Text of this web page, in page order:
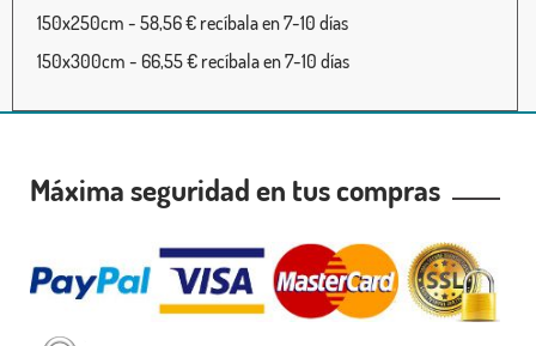
150x250cm - 58,56 € recíbala en 7-10 días
150x300cm - 66,55 € recíbala en 7-10 días
Máxima seguridad en tus compras